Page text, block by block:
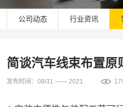
公司动态 行业资讯
简谈汽车线束布置原
发布时间：08/31 —— 2021